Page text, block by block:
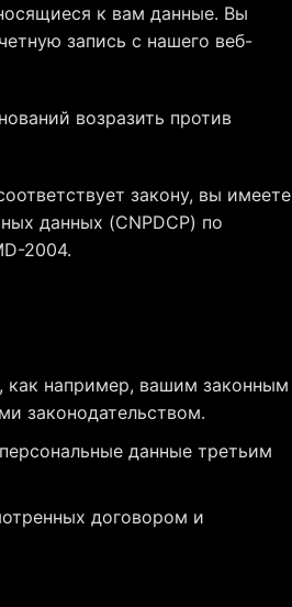
к вам данные. Вы
запись с нашего веб-
возразить против
закону, вы имеете
данных (CNPDCP) по
2004.
как например, вашим законным
законодательством.
данные третьим
договором и